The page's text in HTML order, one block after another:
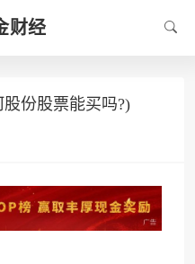
财经
份股票能买吗?)